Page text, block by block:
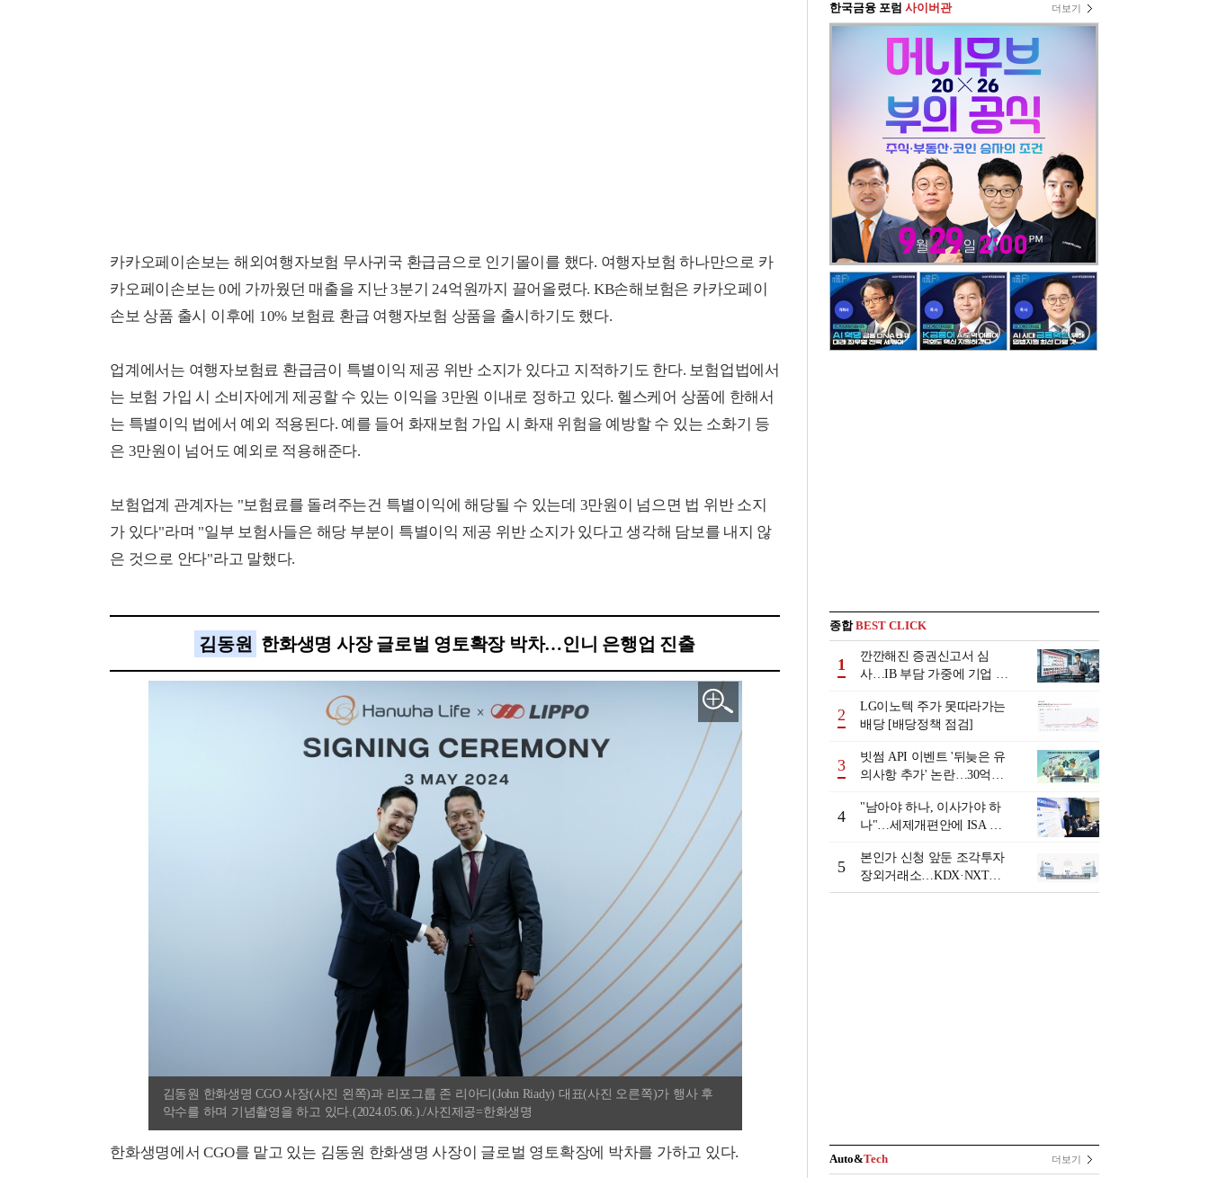
카카오페이손보는 해외여행자보험 무사귀국 환급금으로 인기몰이를 했다. 여행자보험 하나만으로 카
카오페이손보는 0에 가까웠던 매출을 지난 3분기 24억원까지 끌어올렸다. KB손해보험은 카카오페이
손보 상품 출시 이후에 10% 보험료 환급 여행자보험 상품을 출시하기도 했다.
업계에서는 여행자보험료 환급금이 특별이익 제공 위반 소지가 있다고 지적하기도 한다. 보험업법에서
는 보험 가입 시 소비자에게 제공할 수 있는 이익을 3만원 이내로 정하고 있다. 헬스케어 상품에 한해서
는 특별이익 법에서 예외 적용된다. 예를 들어 화재보험 가입 시 화재 위험을 예방할 수 있는 소화기 등
은 3만원이 넘어도 예외로 적용해준다.
보험업계 관계자는 "보험료를 돌려주는건 특별이익에 해당될 수 있는데 3만원이 넘으면 법 위반 소지
가 있다"라며 "일부 보험사들은 해당 부분이 특별이익 제공 위반 소지가 있다고 생각해 담보를 내지 않
은 것으로 안다"라고 말했다.
김동원 한화생명 사장 글로벌 영토확장 박차…인니 은행업 진출
김동원 한화생명 CGO 사장(사진 왼쪽)과 리포그룹 존 리아디(John Riady) 대표(사진 오른쪽)가 행사 후
악수를 하며 기념촬영을 하고 있다.(2024.05.06.)./사진제공=한화생명
한화생명에서 CGO를 맡고 있는 김동원 한화생명 사장이 글로벌 영토확장에 박차를 가하고 있다.
한국금융 포럼 사이버관 더보기
종합BEST CLICK
1
깐깐해진 증권신고서 심
사…IB 부담 가중에 기업 자
2
LG이노텍 주가 못따라가는
배당 [배당정책 점검]
3
빗썸 API 이벤트 '뒤늦은 유
의사항 추가' 논란…30억원
발
4
"남아야 하나, 이사가야 하
나"…세제개편안에 ISA 투
5
본인가 신청 앞둔 조각투자
장외거래소…KDX·NXT컨
소 막판 점검 ‘분주’
Auto&Tech 더보기